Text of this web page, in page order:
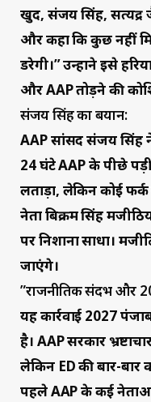
खुद, संजय सिंह, सत्येंद्र
और कहा कि कुछ नहीं
डरेगी।” उन्होंने इसे
और AAP तोड़ने की
संजय सिंह का बयान:
AAP सांसद संजय सिंह
24 घंटे AAP के पीछे
लताड़ा, लेकिन कोई फर्क
नेता बिक्रम सिंह
पर निशाना साधा।
जाएंगे।
”राजनीतिक संदर्भ और
यह कार्रवाई 2027
है। AAP सरकार
लेकिन ED की बार-बार
पहले AAP के कई नेताओं